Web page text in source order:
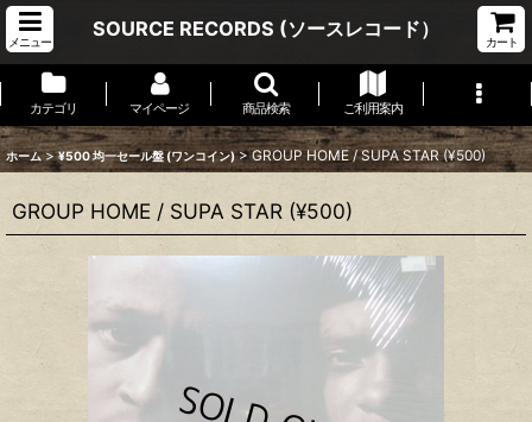
メニュー
SOURCE RECORDS (ソースレコード）
カート
カテゴリ マイページ 商品検索 ご利用案内
ホーム > ¥500 均一セール盤 (ワンコイン) > GROUP HOME / SUPA STAR (¥500)
GROUP HOME / SUPA STAR (¥500)